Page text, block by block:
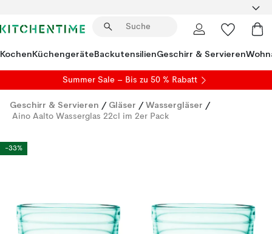
KochenKüchengeräteBackutensilienGeschirr & Servieren
Summer Sale – Bis zu 50 % Rabatt
Geschirr & Servieren / Gläser / Wassergläser /
Aino Aalto Wasserglas 22cl im 2er Pack
-33%